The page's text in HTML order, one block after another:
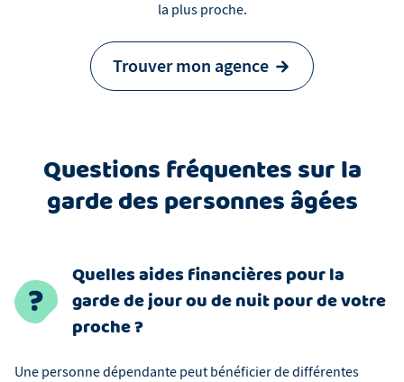
la plus proche.
Trouver mon agence
Questions fréquentes sur la
garde des personnes âgées
Quelles aides financières pour la
garde de jour ou de nuit pour de votre
proche ?
Une personne dépendante peut bénéficier de différentes